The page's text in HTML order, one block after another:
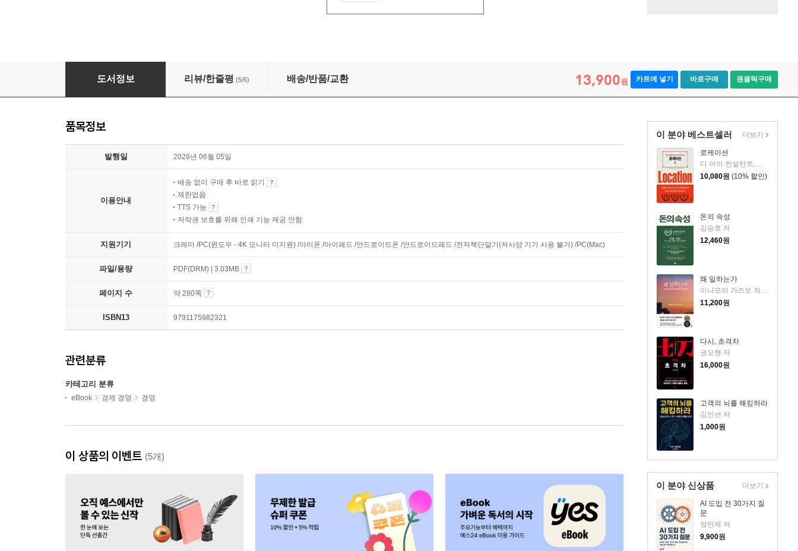
재테크의 꽃 주식회사 창업하기
도서정보 리뷰/한줄평 (5/6) 배송/반품/교환 13,900원 카트에 넣기 바로구매 원클릭구매
이 분야 베스트셀러
로케이션
10,080원 (10% 할인)
돈의 속성
김승호 저
12,460원
왜 일하는가
11,200원
다시, 초격차
권오현 저
16,000원
고객의 뇌를 해킹하라
김민선 저
1,000원
더보기
이 분야 신상품
AI 도입 전 30가지 질
문
정민제 저
9,900원
더보기
품목정보
발행일 2026년 06월 05일
이용안내
배송 없이 구매 후 바로 읽기
제한없음
TTS 가능
저작권 보호를 위해 인쇄 기능 제공 안함
지원기기 크레마 /PC(윈도우 - 4K 모니터 미지원) /아이폰 /아이패드 /안드로이드폰 /안드로이드패드 /전자책단말기(저사양 기기 사용 불가) /PC(Mac)
파일/용량 PDF(DRM) | 3.03MB
페이지 수 약 280쪽
ISBN13 9791175982321
관련분류
카테고리 분류
eBook 경제 경영 경영
이 상품의 이벤트 (5개)